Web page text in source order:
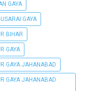
GAYA
GAYA
BIHAR
GAYA
GAYA JAHANABAD
GAYA JAHANABAD